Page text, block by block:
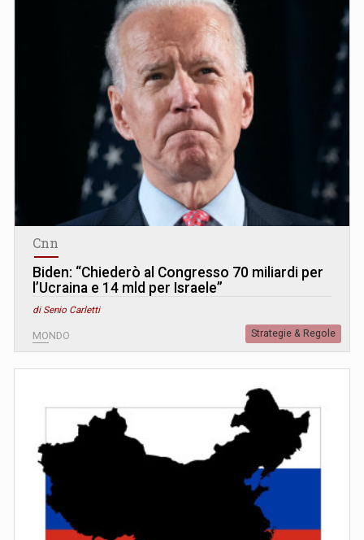
Cnn
Biden: “Chiederò al Congresso 70 miliardi per
l’Ucraina e 14 mld per Israele”
di Senio Carletti
MONDO Strategie & Regole